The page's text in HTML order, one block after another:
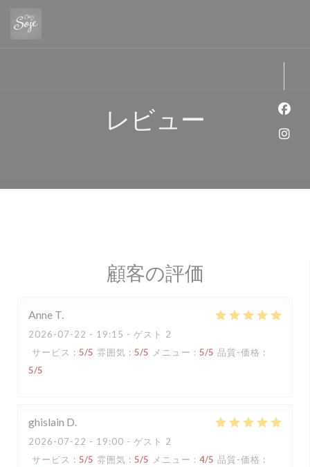
レビュー
顧客の評価
Anne T
2026-07-22 - 19:15 - ゲスト 2
サービス : 5/5 雰囲気 : 5/5 メニュー : 5/5 品質-価格 :
5/5
ghislain D
2026-07-22 - 19:00 - ゲスト 2
サービス : 5/5 雰囲気 : 5/5 メニュー : 4/5 品質-価格 :